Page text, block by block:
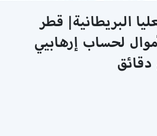
البريطانية| قطر
لحساب إرهابيي